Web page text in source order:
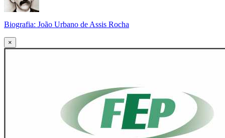
Biografia: João Urbano de Assis Rocha
×